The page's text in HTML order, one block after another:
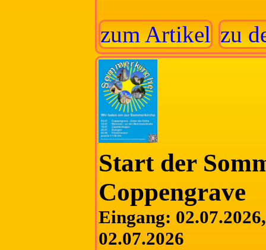
zum Artikel zu
Start der
Coppengrave
Eingang:
02.07.2026